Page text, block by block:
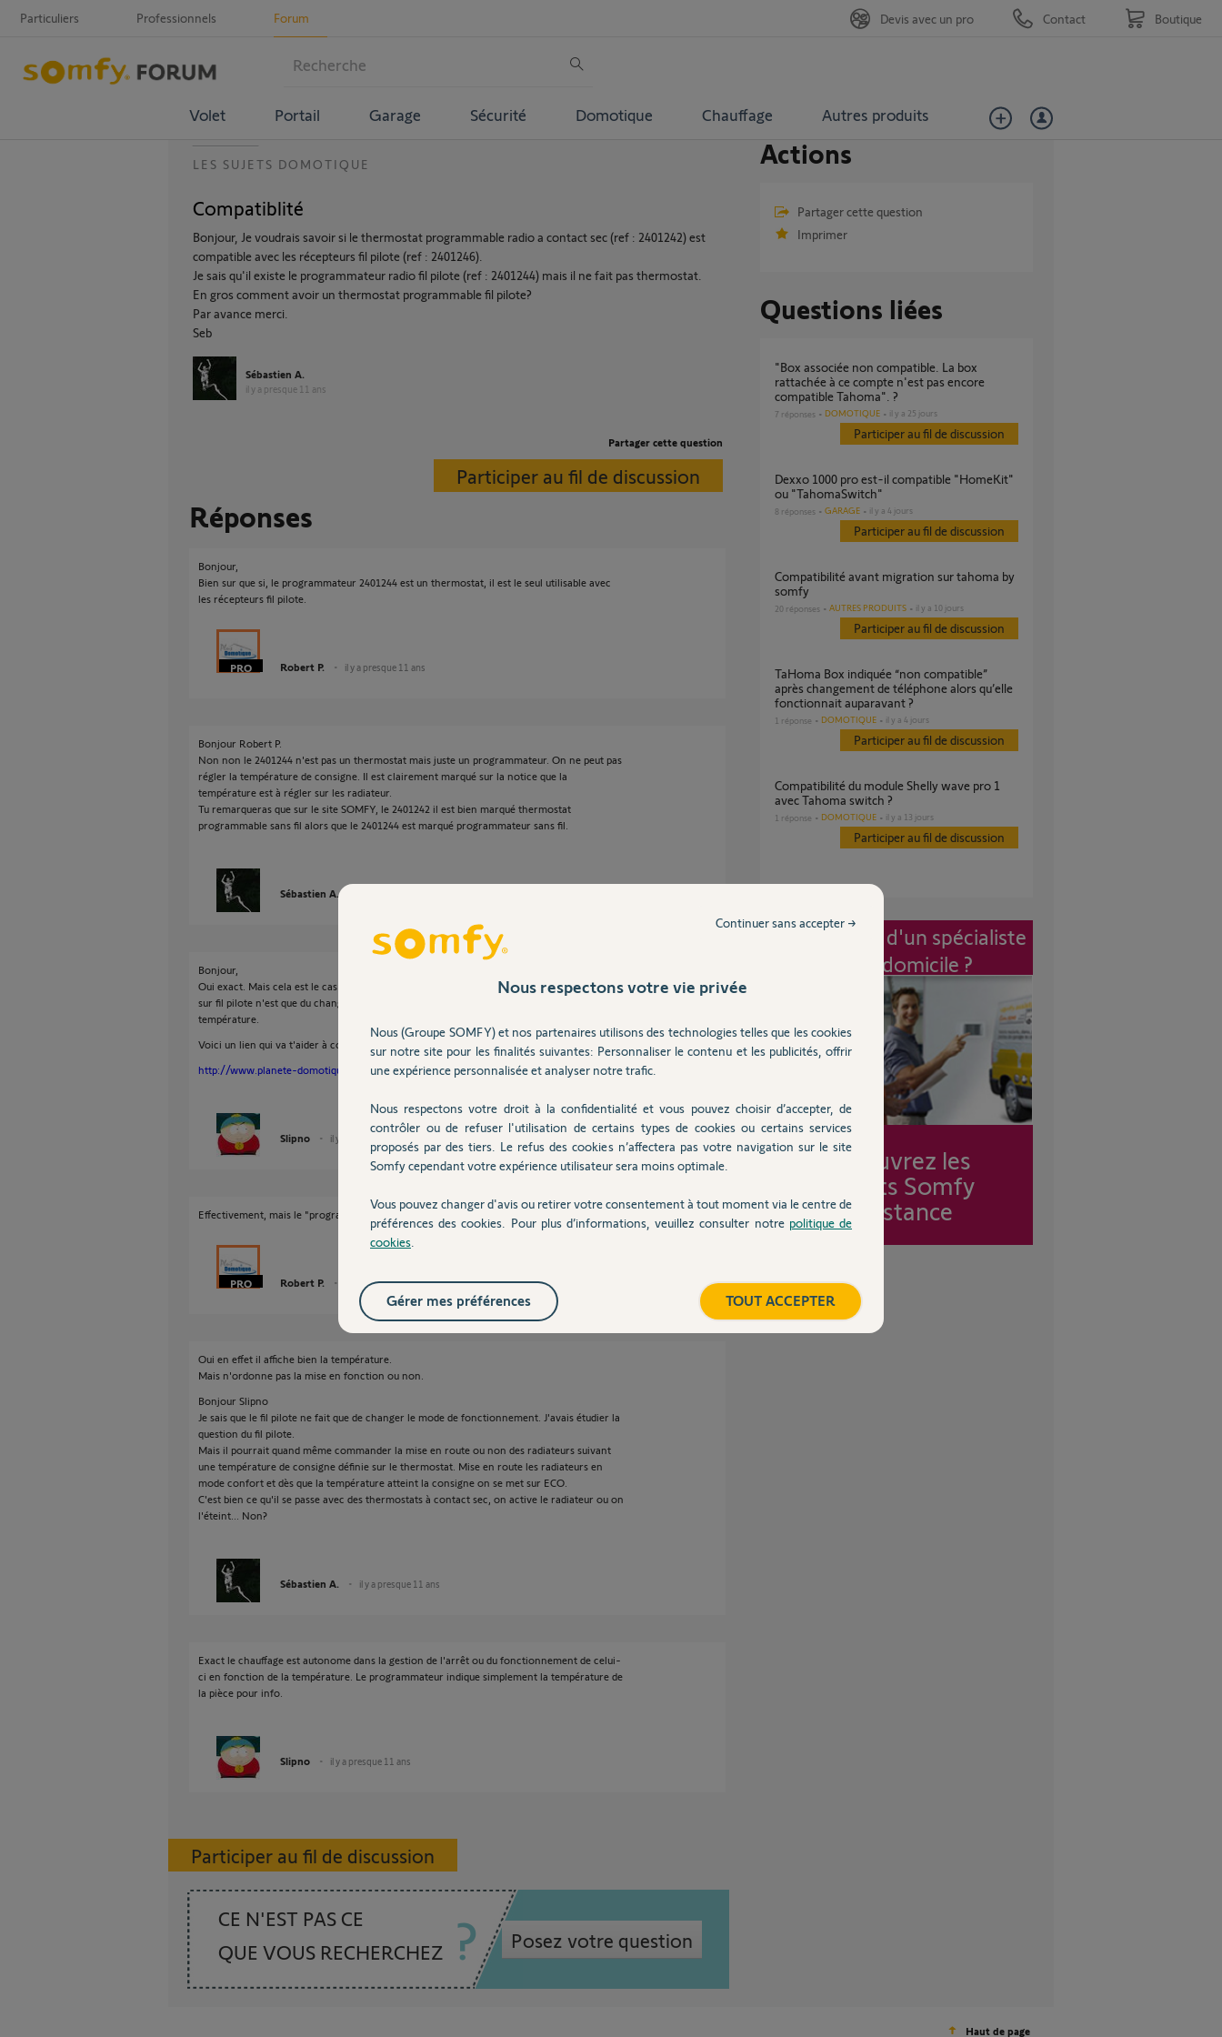
Particuliers Professionnels Forum
Volet Portail Garage Sécurité Domotique Chauffage Autres produits
Devis avec un pro Contact Boutique
LES SUJETS DOMOTIQUE
Compatiblité
Bonjour, Je voudrais savoir si le thermostat programmable radio a contact sec (ref : 2401242) est
compatible avec les récepteurs fil pilote (ref : 2401246).
Je sais qu'il existe le programmateur radio fil pilote (ref : 2401244) mais il ne fait pas thermostat.
En gros comment avoir un thermostat programmable fil pilote?
Par avance merci.
Seb
Sébastien A.
il y a presque 11 ans
Partager cette question
Participer au fil de discussion
Réponses
Bonjour,
Bien sur que si, le programmateur 2401244 est un thermostat, il est le seul utilisable avec
les récepteurs fil pilote.
Robert P. il y a presque 11 ans
Bonjour Robert P.
Non non le 2401244 n'est pas un thermostat mais juste un programmateur. On ne peut pas
régler la température de consigne. Il est clairement marqué sur la notice que la
température est à régler sur les radiateur.
Tu remarqueras que sur le site SOMFY, le 2401242 il est bien marqué thermostat
programmable sans fil alors que le 2401244 est marqué programmateur sans fil.
Sébastien A.
Bonjour,
Oui exact. Mais cela est le cas pour chaque programmateur fil pilote. La communication
sur fil pilote n'est que du changement de mode. Le fil pilote ne reçoit pas d'ordre de
température.
Voici un lien qui va t'aider à comprendre le fonctionnement du fil pilote :
http://www.planete-domotique.com/blog/wp-content/uploads/...
Slipno il y a presque 11 ans
Effectivement, mais le "programmateur" affiche quand même la température ambiante
Robert P. il y a presque 11 ans
Oui en effet il affiche bien la température.
Mais n'ordonne pas la mise en fonction ou non.
Bonjour Slipno
Je sais que le fil pilote ne fait que de changer le mode de fonctionnement. J'avais étudier la
question du fil pilote.
Mais il pourrait quand même commander la mise en route ou non des radiateurs suivant
une température de consigne définie sur le thermostat. Mise en route les radiateurs en
mode confort et dès que la température atteint la consigne on se met sur ECO.
C'est bien ce qu'il se passe avec des thermostats à contact sec, on active le radiateur ou on
l'éteint... Non?
Sébastien A. il y a presque 11 ans
Exact le chauffage est autonome dans la gestion de l'arrêt ou du fonctionnement de celui-
ci en fonction de la température. Le programmateur indique simplement la température de
la pièce pour info.
Slipno il y a presque 11 ans
Participer au fil de discussion
CE N'EST PAS CE
QUE VOUS RECHERCHEZ
Posez votre question
Actions
Partager cette question
Imprimer
Questions liées
"Box associée non compatible. La box
rattachée à ce compte n'est pas encore
compatible Tahoma". ?
7 réponses DOMOTIQUE il y a 25 jours
Participer au fil de discussion
dexxo 1000 pro est-il compatible "HomeKit"
ou "TahomaSwitch"
8 réponses GARAGE il y a 4 jours
Participer au fil de discussion
compatibilité avant migration sur tahoma by
somfy
20 réponses AUTRES PRODUITS il y a 10 jours
Participer au fil de discussion
TaHoma Box indiquée “non compatible”
après changement de téléphone alors qu’elle
fonctionnait auparavant ?
1 réponse DOMOTIQUE il y a 4 jours
Participer au fil de discussion
Compatibilité du module Shelly wave pro 1
avec Tahoma switch ?
1 réponse DOMOTIQUE il y a 13 jours
Participer au fil de discussion
Intervention d'un spécialiste
à mon domicile ?
Découvrez les
forfaits Somfy
Assistance
Haut de page
Nous respectons votre vie privée
Nous (Groupe SOMFY) et nos partenaires utilisons des technologies telles que les cookies
sur notre site pour les finalités suivantes: Personnaliser le contenu et les publicités, offrir
une expérience personnalisée et analyser notre trafic.
Nous respectons votre droit à la confidentialité et vous pouvez choisir d’accepter, de
contrôler ou de refuser l'utilisation de certains types de cookies ou certains services
proposés par des tiers. Le refus des cookies n’affectera pas votre navigation sur le site
Somfy cependant votre expérience utilisateur sera moins optimale.
Vous pouvez changer d'avis ou retirer votre consentement à tout moment via le centre de
préférences des cookies. Pour plus d’informations, veuillez consulter notre politique de
cookies
Continuer sans accepter →
TOUT ACCEPTER
Gérer mes préférences